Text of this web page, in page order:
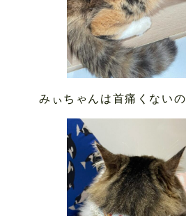
みぃちゃんは首痛くないの